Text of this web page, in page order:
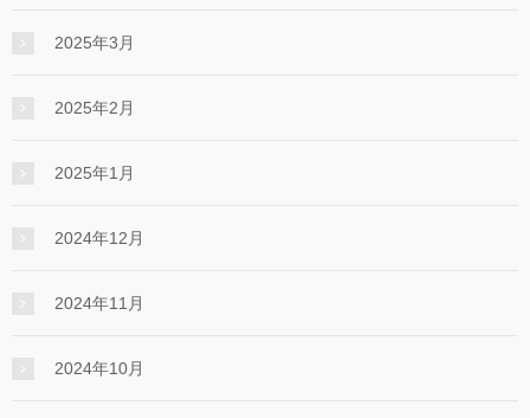
2025年3月
2025年2月
2025年1月
2024年12月
2024年11月
2024年10月